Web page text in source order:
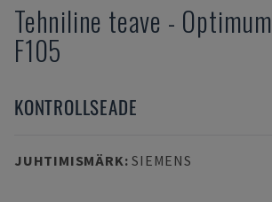
Tehniline teave - Optimum
F105
KONTROLLSEADE
JUHTIMISMÄRK:SIEMENS